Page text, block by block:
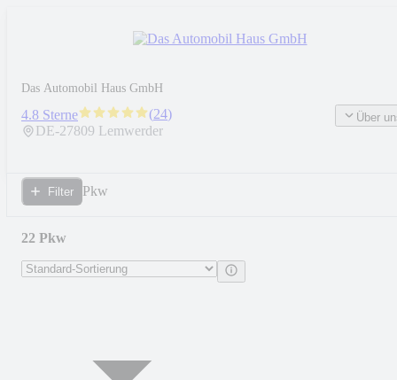
Das Automobil Haus GmbH
4.8 Sterne (24)
DE-27809 Lemwerder
Über
Filter Pkw
22 Pkw